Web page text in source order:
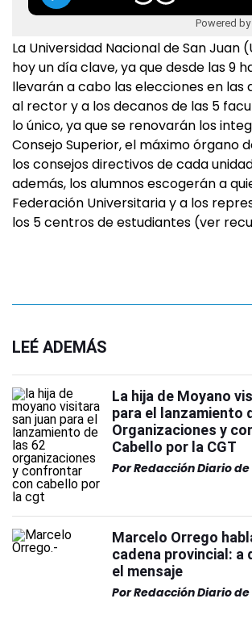
Powered
La Universidad Nacional de San Juan
hoy un día clave, ya que desde las 9
llevarán a cabo las elecciones en las
al rector y a los decanos de las 5
lo único, ya que se renovarán los
Consejo Superior, el máximo órgano
los consejos directivos de cada
además, los alumnos escogerán a
Federación Universitaria y a los
los 5 centros de estudiantes (ver
LEÉ ADEMÁS
La hija de Moyano
para el lanzamiento
Organizaciones y
Cabello por la CGT
PorRedacción Diario
Marcelo Orrego
cadena provincial: a
el mensaje
PorRedacción Diario